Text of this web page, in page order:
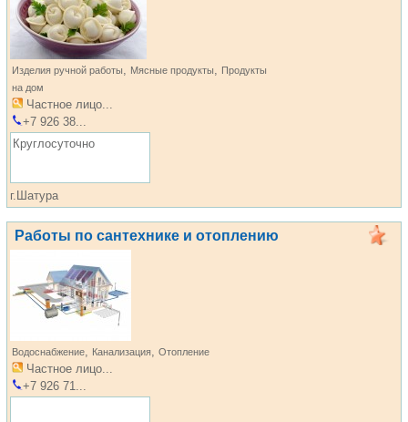
Изделия ручной работы, Мясные продукты, Продукты
на дом
Частное лицо...
+7 926 38...
Круглосуточно
г.Шатура
Работы по сантехнике и отоплению
Водоснабжение, Канализация, Отопление
Частное лицо...
+7 926 71...